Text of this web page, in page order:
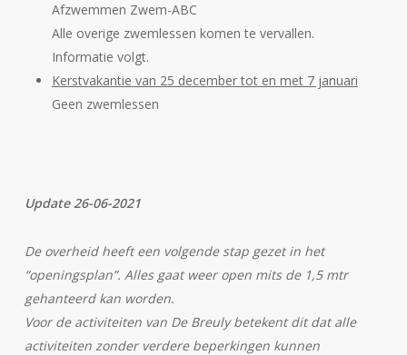
Afzwemmen Zwem-ABC
Alle overige zwemlessen komen te vervallen.
Informatie volgt.
Kerstvakantie van 25 december tot en met 7 januari
Geen zwemlessen
Update 26-06-2021
De overheid heeft een volgende stap gezet in het
“openingsplan”. Alles gaat weer open mits de 1,5 mtr
gehanteerd kan worden.
Voor de activiteiten van De Breuly betekent dit dat alle
activiteiten zonder verdere beperkingen kunnen